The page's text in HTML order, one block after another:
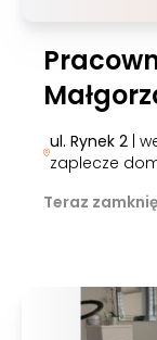
ul. Rynek 2|
zaplecze
Teraz